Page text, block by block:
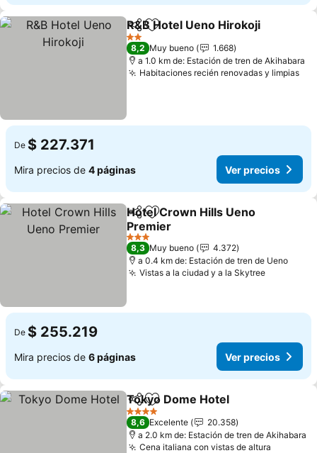
CompartirAgregar a favoritos
R&B Hotel Ueno Hirokoji
2 Estrellas
8,2 Muy bueno
1.668
a 1.0 km de: Estación de tren de Akihabara
Habitaciones recién renovadas y limpias
De $ 227.371
Mira precios de 4 páginas Ver precios
CompartirAgregar a favoritos
Hotel Crown Hills Ueno
Premier
Ver precios
3 Estrellas
8,3 Muy bueno
4.372
a 0.4 km de: Estación de tren de Ueno
Vistas a la ciudad y a la SkytreeVer
De $ 255.219
Mira precios de 6 páginas Ver precios
Compartir
Agregar a favoritos
Tokyo Dome Hotel
4 Estrellas
8,6 Excelente
20.358
a 2.0 km de: Estación de tren de Akihabara
Cena italiana con vistas de altura